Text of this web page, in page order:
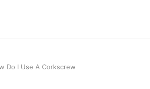
Do I Use A Corkscrew